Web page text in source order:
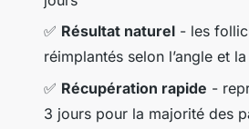
✅ Résultat naturel - les
réimplantés selon l’angle et
✅ Récupération rapide -
3 jours pour la majorité des